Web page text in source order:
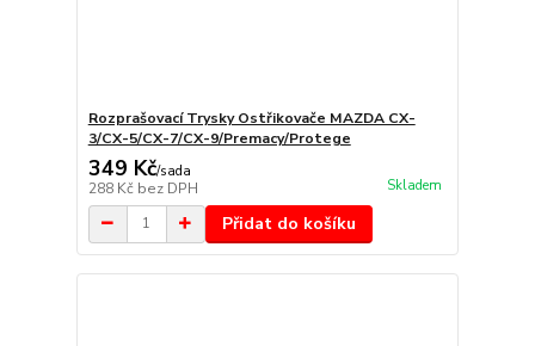
Rozprašovací Trysky Ostřikovače MAZDA CX-
3/CX-5/CX-7/CX-9/Premacy/Protege
349 Kč/sada
288 Kč bez DPH Skladem
Přidat do košíku